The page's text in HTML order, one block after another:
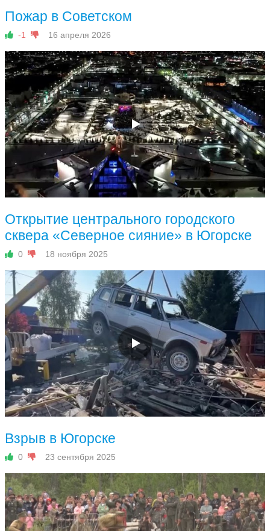
Пожар в Советском
-1 16 апреля 2026
Открытие центрального городского
сквера «Северное сияние» в Югорске
0 18 ноября 2025
Взрыв в Югорске
0 23 сентября 2025